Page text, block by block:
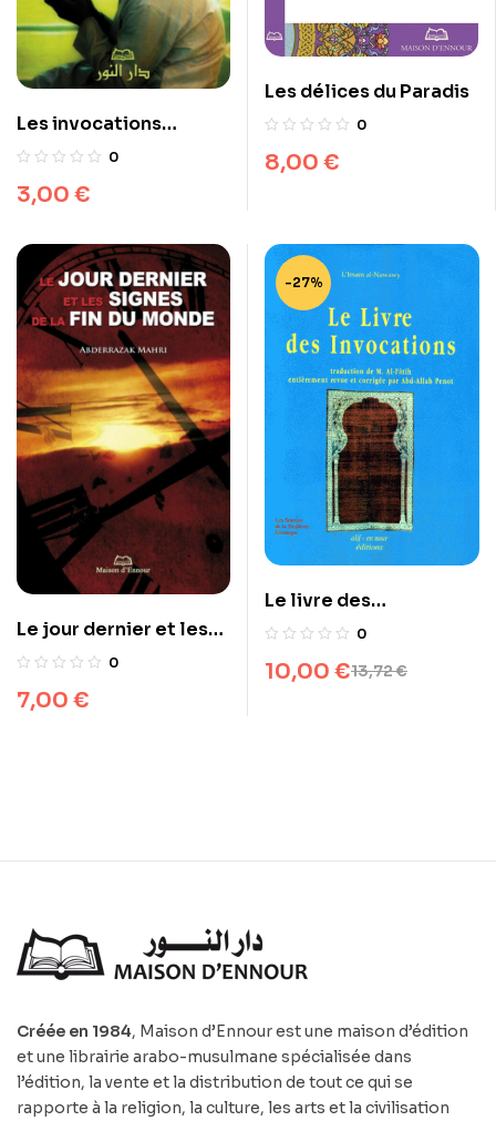
Les invocations
exaucées (arabe)
0
3,00 €
Les délices du Paradis
0
8,00 €
Le jour dernier et les
signes de la fin du
0
7,00 €
-27%
Le livre des
invocations
0
13,72€
10,00 €
Créée en 1984, Maison d’Ennour est une maison d’édition
et une librairie arabo-musulmane spécialisée dans
l’édition, la vente et la distribution de tout ce qui se
rapporte à la religion, la culture, les arts et la civilisation